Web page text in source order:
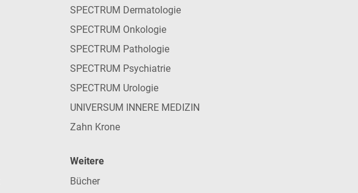
SPECTRUM Dermatologie
SPECTRUM Onkologie
SPECTRUM Pathologie
SPECTRUM Psychiatrie
SPECTRUM Urologie
UNIVERSUM INNERE MEDIZIN
Zahn Krone
Weitere
Bücher